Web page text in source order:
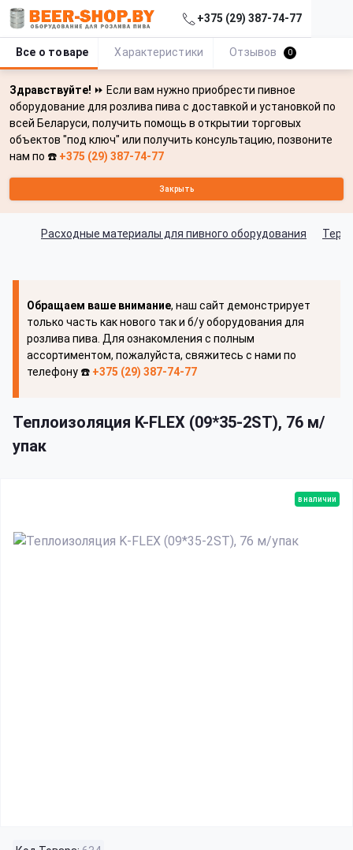
Здравствуйте! ⏩ Если вам нужно приобрести пивное
оборудование для розлива пива с доставкой и установкой по
всей Беларуси, получить помощь в открытии торговых
объектов "под ключ" или получить консультацию, позвоните
нам по ☎️ +375 (29) 387-74-77
Закрыть
+375 (29) 387-74-77
Расходные материалы для пивного оборудования
Обращаем ваше внимание, наш сайт демонстрирует
только часть как нового так и б/у оборудования для
розлива пива. Для ознакомления с полным
ассортиментом, пожалуйста, свяжитесь с нами по
телефону ☎️ +375 (29) 387-74-77
Теплоизоляция K-FLEX (09*35-2ST), 76 м/
упак
Все о товаре Характеристики Отзывов 0
в наличии